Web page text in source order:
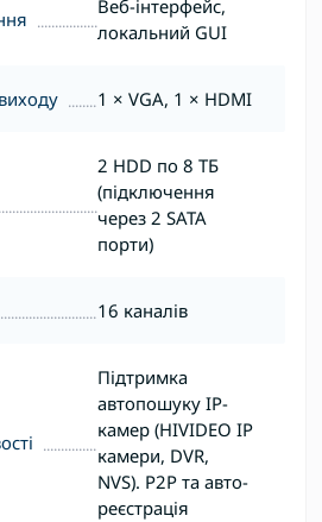
Веб-інтерфейс,
локальний GUI
1 × VGA, 1 × HDMI
2 HDD по 8 ТБ
(підключення
через 2 SATA
порти)
16 каналів
Підтримка
автопошуку IP-
камер (HIVIDEO IP
камери, DVR,
NVS). P2P та авто-
реєстрація